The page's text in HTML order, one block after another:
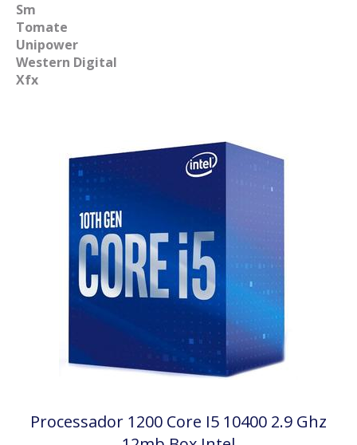
Sm
Tomate
Unipower
Western Digital
Xfx
Processador 1200 Core I5 10400 2.9 Ghz